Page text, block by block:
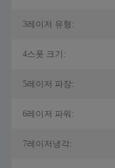
3레이저 유형:
4스폿 크기:
5레이저 파장:
6레이저 파워:
7레이저냉각: